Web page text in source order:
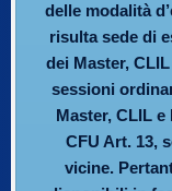
delle modalità
risulta sede di
dei Master,
sessioni
Master, CLIL
CFU Art. 13,
vicine.